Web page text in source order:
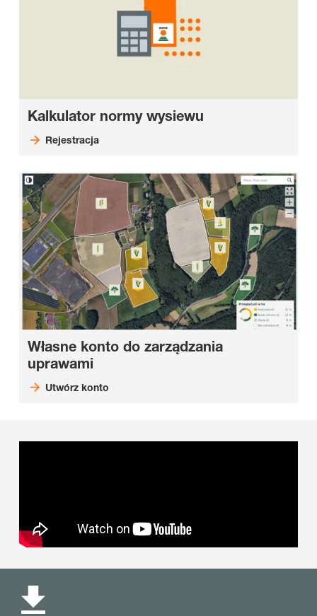
Kalkulator normy wysiewu
Rejestracja
Własne konto do zarządzania
uprawami
Utwórz konto